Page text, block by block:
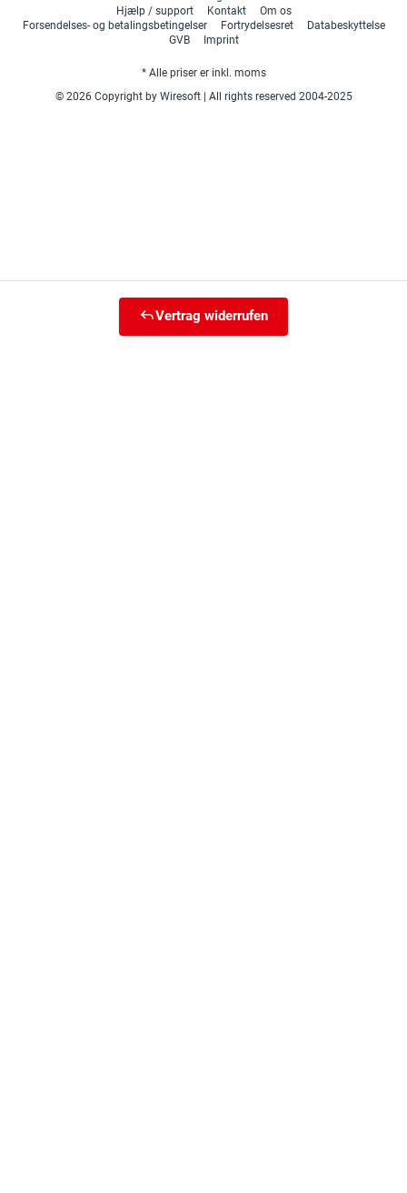
Hjælp / support
Kontakt
Om os
Forsendelses- og betalingsbetingelser
Fortrydelsesret
Databeskyttelse
GVB
Imprint
* Alle priser er inkl. moms
© 2026 Copyright by Wiresoft | All rights reserved 2004-2025
Vertrag widerrufen